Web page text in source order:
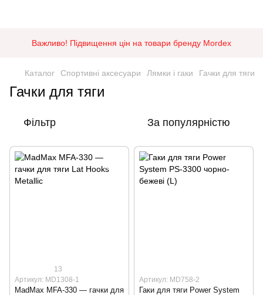
Важливо! Підвищення цін на товари бренду Mordex
Каталог Спортивні аксесуари Лямки і гаки Гачки для тяги
Гачки для тяги
Фільтр За популярністю
13
Артикул: MD1308-1
MadMax MFA-330 — гачки для
Артикул: MD758-2
Гаки для тяги Power System